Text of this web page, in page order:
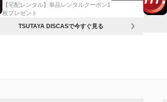
【宅配レンタル】単品レンタルクーポン1
枚プレゼント
TSUTAYA DISCASで今すぐ見る